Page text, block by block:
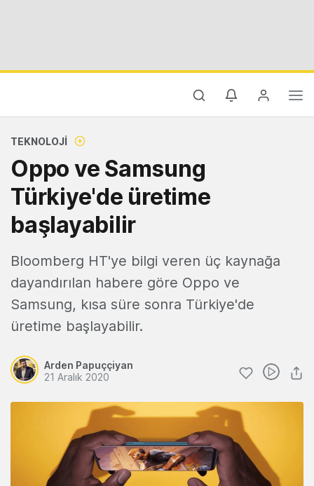
TEKNOLOJI
Oppo ve Samsung
Türkiye'de üretime
başlayabilir
Bloomberg HT'ye bilgi veren üç kaynağa
dayandırılan habere göre Oppo ve
Samsung, kısa süre sonra Türkiye'de
üretime başlayabilir.
Arden Papuççiyan
21 Aralık 2020